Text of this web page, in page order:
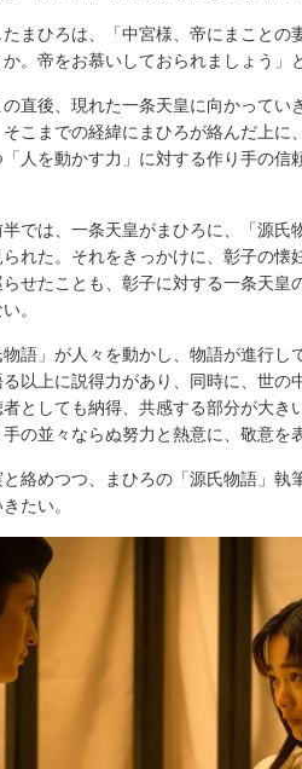
まひろは、「中宮様、帝にまことの
。帝をお慕いしておられましょう」
直後、現れた一条天皇に向かってい
こまでの経緯にまひろが絡んだ上に
人を動かす力」に対する作り手の信
では、一条天皇がまひろに、「源氏
れた。それをきっかけに、彰子の懐
せたことも、彰子に対する一条天皇
。
語」が人々を動かし、物語が進行し
以上に説得力があり、同時に、世の
としても納得、共感する部分が大き
の並々ならぬ努力と熱意に、敬意を
絡めつつ、まひろの「源氏物語」執
たい。